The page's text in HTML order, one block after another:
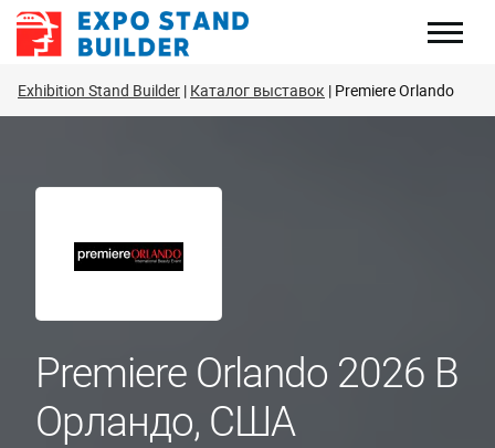
Перейти
Exhibition Stand Builder Каталог выставок Premiere Orlando
Premiere Orlando 2026 В
Орландо, США